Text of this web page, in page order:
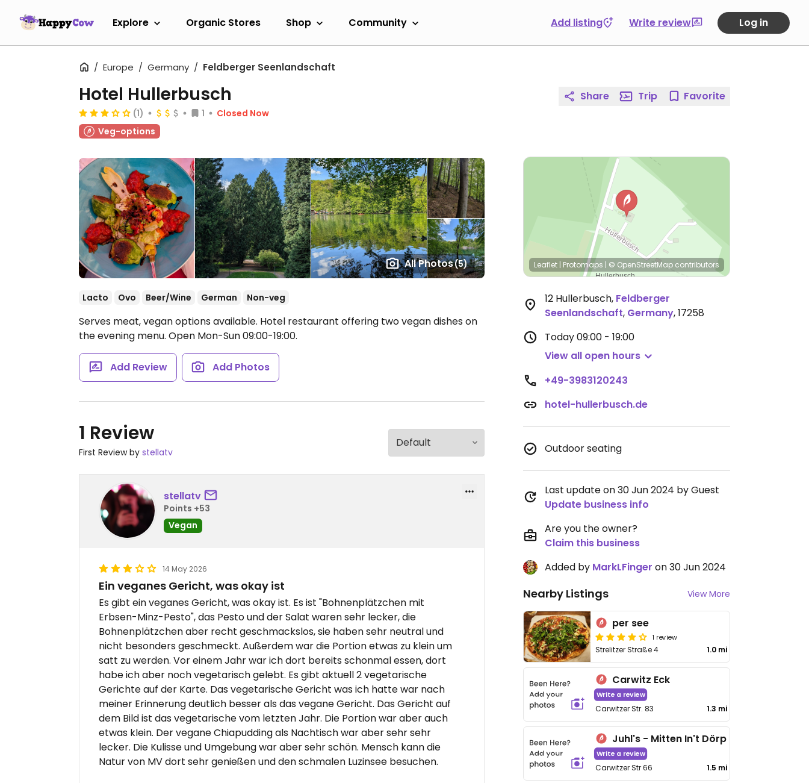
Explore Organic Stores Shop Community Add listing Write review Log in
Europe Germany Feldberger Seenlandschaft
All Photos(5)
Hotel Hullerbusch
(1) 1
Closed Now
Veg-options
Lacto Ovo Beer/Wine German Non-veg
Serves meat, vegan options available. Hotel restaurant offering two vegan dishes on
the evening menu. Open Mon-Sun 09:00-19:00.
Add Review Add Photos
1 Review
First Review by stellatv
stellatv
Points +53
Vegan
14 May 2026
Ein veganes Gericht, was okay ist
Es gibt ein veganes Gericht, was okay ist. Es ist "Bohnenplätzchen mit
Erbsen-Minz-Pesto", das Pesto und der Salat waren sehr lecker, die
Bohnenplätzchen aber recht geschmackslos, sie haben sehr neutral und
nicht besonders geschmeckt. Außerdem war die Portion etwas zu klein um
satt zu werden. Vor einem Jahr war ich dort bereits schonmal essen, dort
habe ich aber noch vegetarisch gelebt. Es gibt aktuell 2 vegetarische
Gerichte auf der Karte. Das vegetarische Gericht was ich hatte war nach
meiner Erinnerung deutlich besser als das vegane Gericht. Das Gericht auf
dem Bild ist das vegetarische vom letzten Jahr. Die Portion war aber auch
etwas klein. Der vegane Chiapudding als Nachtisch war aber sehr sehr
lecker. Die Kulisse und Umgebung war aber sehr schön. Mensch kann die
Natur von MV dort sehr genießen und den schmalen Luzinsee besuchen.
Share Trip Favorite
Leaflet | Protomaps | © OpenStreetMap contributors
12 Hullerbusch, Feldberger
Seenlandschaft, Germany,17258
Today09:00 - 19:00
View all open hours
+49-3983120243
hotel-hullerbusch.de
Outdoor seating
Last update on 30 Jun 2024 by Guest
Update business info
Are you the owner?
Claim this business
Added by MarkLFinger on 30 Jun 2024
Nearby Listings View More
per see
1 review
Strelitzer Straße 4 1.0 mi
Carwitz Eck
Write a review
Carwitzer Str. 83 1.3 mi
Juhl's - Mitten In't Dörp
Write a review
Carwitzer Str 66 1.5 mi